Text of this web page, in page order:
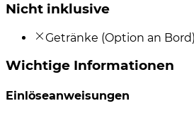
Nicht inklusive
Getränke (Option an Bord)
Wichtige Informationen
Einlöseanweisungen